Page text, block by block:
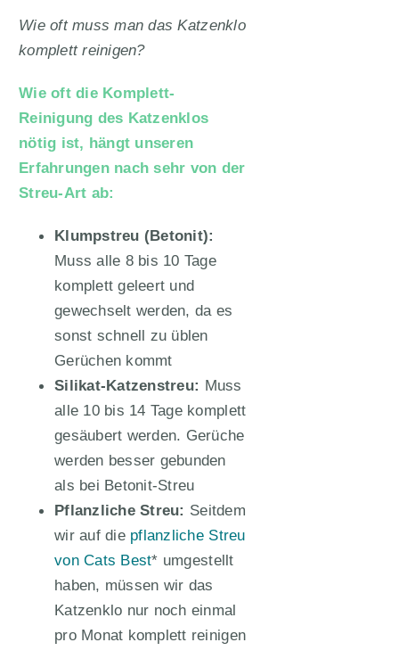
Wie oft muss man das Katzenklo
komplett reinigen?
Wie oft die Komplett-
Reinigung des Katzenklos
nötig ist, hängt unseren
Erfahrungen nach sehr von der
Streu-Art ab:
Klumpstreu (Betonit):
Muss alle 8 bis 10 Tage
komplett geleert und
gewechselt werden, da es
sonst schnell zu üblen
Gerüchen kommt
Silikat-Katzenstreu: Muss
alle 10 bis 14 Tage komplett
gesäubert werden. Gerüche
werden besser gebunden
als bei Betonit-Streu
Pflanzliche Streu: Seitdem
wir auf die pflanzliche Streu
von Cats Best* umgestellt
haben, müssen wir das
Katzenklo nur noch einmal
pro Monat komplett reinigen